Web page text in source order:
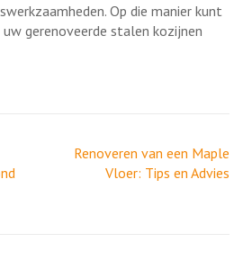
Op die manier kunt
gerenoveerde stalen kozijnen
Renoveren van een Maple
Vloer: Tips en Advies